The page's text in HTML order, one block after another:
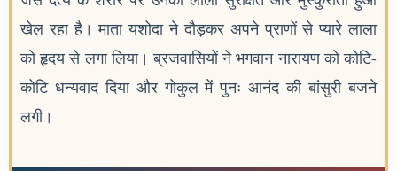
खेल रहा है। माता यशोदा ने दौड़कर अपने प्राणों से प्यारे लाला
को हृदय से लगा लिया। ब्रजवासियों ने भगवान नारायण को कोटि-
कोटि धन्यवाद दिया और गोकुल में पुनः आनंद की बांसुरी बजने
लगी।